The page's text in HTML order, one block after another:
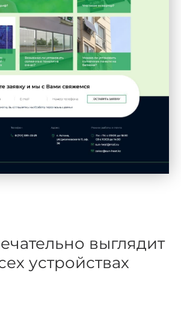
выглядит
устройствах